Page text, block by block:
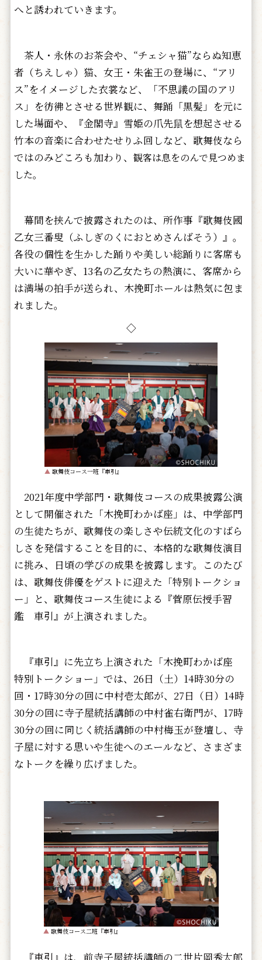
へと誘われていきます。
茶人・永休のお茶会や、“チェシャ猫”ならぬ知恵
者（ちえしゃ）猫、女王・朱雀王の登場に、“アリ
ス”をイメージした衣裳など、「不思議の国のアリ
ス」を彷彿とさせる世界観に、舞踊「黒髪」を元に
した場面や、『金閣寺』雪姫の爪先鼠を想起させる
竹本の音楽に合わせたせりふ回しなど、歌舞伎なら
ではのみどころも加わり、 観客は息をのんで見つめま
した。
幕間を挟んで披露されたのは、所作事『歌舞伎國
乙女三番叟（ふしぎのくにおとめさんばそう）』。
各役の個性を生かした踊りや美しい総踊りに客席も
大いに華やぎ、13名の乙女たちの熱演に、客席から
は満場の拍手が送られ、木挽町ホールは熱気に包ま
れました。
◇
▲ 歌舞伎コース一班『車引』
2021年度中学部門・歌舞伎コースの成果披露公演
として開催された「木挽町わかば座」は、中学部門
の生徒たちが、歌舞伎の楽しさや伝統文化のすばら
しさを発信することを目的に、本格的な歌舞伎演目
に挑み、日頃の学びの成果を披露します。このたび
は、歌舞伎俳優をゲストに迎えた「特別トークショ
ー」と、歌舞伎コース生徒による『菅原伝授手習
鑑 車引』が上演されました。
『車引』に先立ち上演された「木挽町わかば座
特別トークショー」では、26日（土）14時30分の
回・17時30分の回に中村壱太郎が、27日（日）14時
30分の回に寺子屋統括講師の中村雀右衛門が、17時
30分の回に同じく統括講師の中村梅玉が登壇し、寺
子屋に対する思いや生徒へのエールなど、さまざま
なトークを繰り広げました。
▲ 歌舞伎コース二班『車引』
『車引』は、前寺子屋統括講師の二世片岡秀太郎